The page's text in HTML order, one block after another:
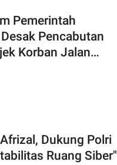
Pemerintah
Pencabutan
Korban Jalan
Dukung Polri
Ruang Siber"